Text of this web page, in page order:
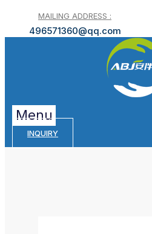
MAILING ADDRESS :
496571360@qq.com
Menu
INQUIRY